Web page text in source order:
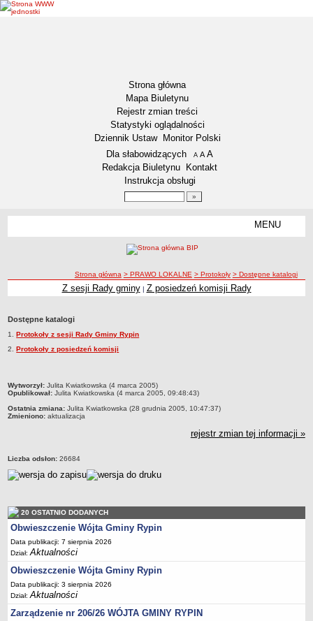
Strona główna
Mapa Biuletynu
Rejestr zmian treści
Statystyki oglądalności
Dziennik Ustaw
Monitor Polski
Menu dodatkowe
Dla słabowidzących A pomniejsz czcionkę
A standardowy rozmiar czcionki
A
Redakcja Biuletynu
Kontakt
Instrukcja obsługi
MENU
Status gminy
Lokalizacja
Zadania publiczne
Realizacja zadań publicznych
Rejestr zbiorów danych osobowych
Rejestr instytucji kultury
Dane teleadresowe
Czas pracy urzędu
Nr konta bankowego, NIP, REGON
Pracownicy urzędu - urząd gminy
Pracownicy urzędu - baza magazynowo - warsztatowa
Kompetencje referatów
Regulamin organizacyjny
ścieżka nawigacji
Strona główna > PRAWO LOKALNE > Protokoły > Dostępne katalogi
Z sesji Rady gminy| Z posiedzeń komisji Rady
Dostępne katalogi
1.Protokoły z sesji Rady Gminy Rypin
2.Protokoły z posiedzeń komisji
metryczka
Wytworzył: Julita Kwiatkowska (4 marca 2005)
Opublikował: Julita Kwiatkowska (4 marca 2005, 09:48:43)
Ostatnia zmiana: Julita Kwiatkowska (28 grudnia 2005, 10:47:37)
Zmieniono: aktualizacja
rejestr zmian tej informacji »
Liczba odsłon: 26684
20 OSTATNIO DODANYCH
Obwieszczenie Wójta Gminy Rypin
Data publikacji: 7 sierpnia 2026
Dział:Aktualności
Obwieszczenie Wójta Gminy Rypin
Data publikacji: 3 sierpnia 2026
Dział:Aktualności
Zarządzenie nr 206/26 WÓJTA GMINY RYPIN